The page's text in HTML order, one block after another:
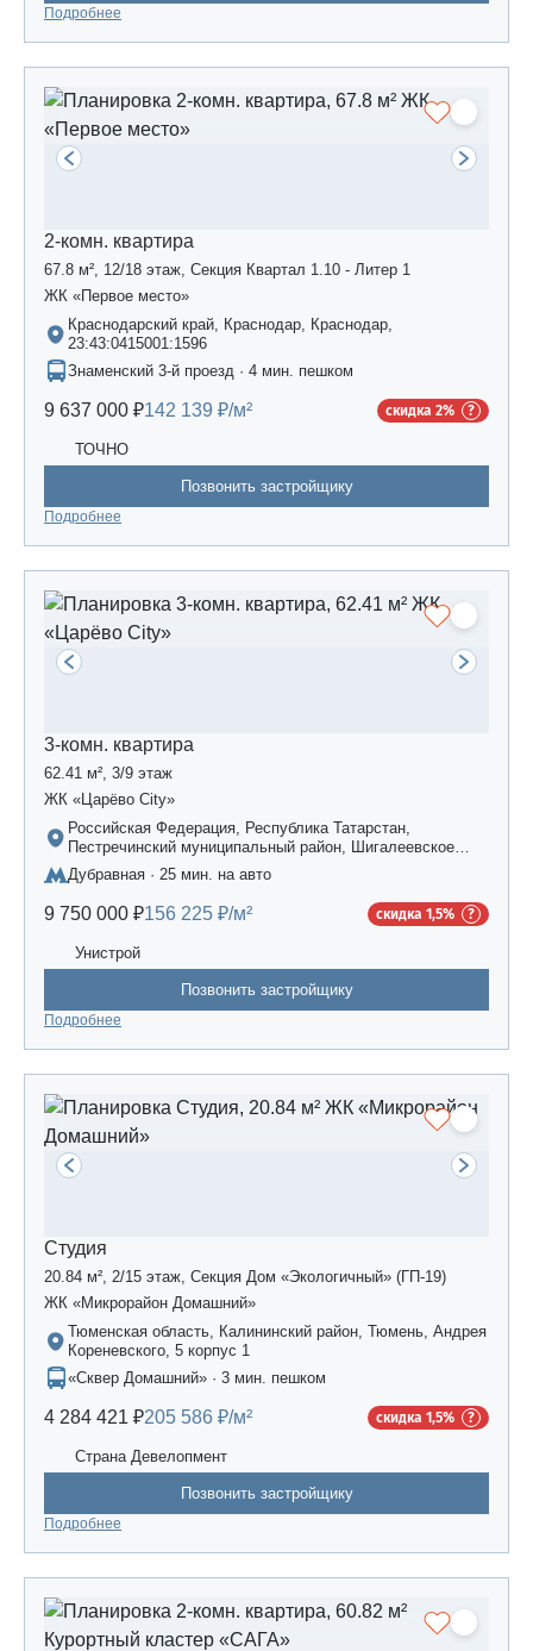
Подробнее
2-комн. квартира
67.8 м², 12/18 этаж, Секция Квартал 1.10 - Литер 1
ЖК «Первое место»
Краснодарский край, Краснодар, Краснодар,
23:43:0415001:1596
Знаменский 3-й проезд · 4 мин. пешком
9 637 000 ₽142 139 ₽/м² скидка 2%
ТОЧНО
Позвонить застройщику
Подробнее
3-комн. квартира
62.41 м², 3/9 этаж
ЖК «Царёво City»
Российская Федерация, Республика Татарстан,
Пестречинский муниципальный район, Шигалеевское
сельское поселение, жилой комплекс «Усадьба
Царево-2», дом 3
Дубравная · 25 мин. на авто
9 750 000 ₽156 225 ₽/м² скидка 1,5%
Унистрой
Позвонить застройщику
Подробнее
Студия
20.84 м², 2/15 этаж, Секция Дом «Экологичный» (ГП-19)
ЖК «Микрорайон Домашний»
Тюменская область, Калининский район, Тюмень, Андрея
Кореневского, 5 корпус 1
«Сквер Домашний» · 3 мин. пешком
4 284 421 ₽205 586 ₽/м² скидка 1,5%
Страна Девелопмент
Позвонить застройщику
Подробнее